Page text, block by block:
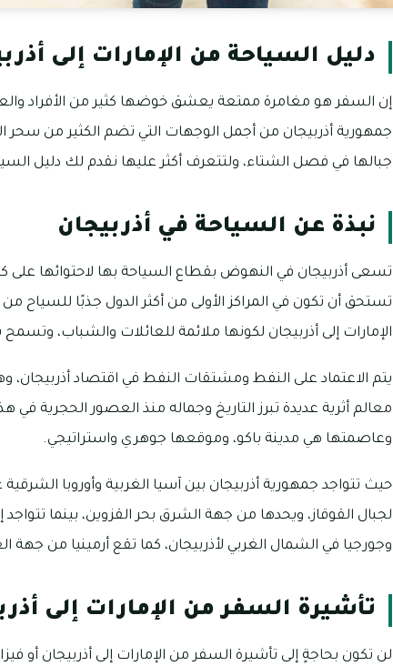
دليل السياحة من الإمارات إلى
إن السفر هو مغامرة ممتعة يعشق خوضها كثير من الأفراد
جمهورية أذربيجان من أجمل الوجهات التي تضم الكثير من سحر
جبالها في فصل الشتاء، ولتتعرف أكثر عليها نقدم لك دليل
نبذة عن السياحة في أذربيجان
تسعى أذربيجان في النهوض بقطاع السياحة بها لاحتوائها على
تستحق أن تكون في المراكز الأولى من أكثر الدول جذبًا للسياح
الإمارات إلى أذربيجان لكونها ملائمة للعائلات والشباب،
يتم الاعتماد على النفط ومشتقات النفط في اقتصاد
معالم أثرية عديدة تبرز التاريخ وجماله منذ العصور الحجرية في
وعاصمتها هي مدينة باكو، وموقعها جوهري واستراتيجي.
حيث تتواجد جمهورية أذربيجان بين آسيا الغربية وأوروبا
لجبال القوقاز، ويحدها من جهة الشرق بحر القزوين، بينما
وجورجيا في الشمال الغربي لأذربيجان، كما تقع أرمينيا من جهة
تأشيرة السفر من الإمارات إلى
لن تكون بحاجةٍ إلى تأشيرة السفر من الإمارات إلى أذربيجان أو